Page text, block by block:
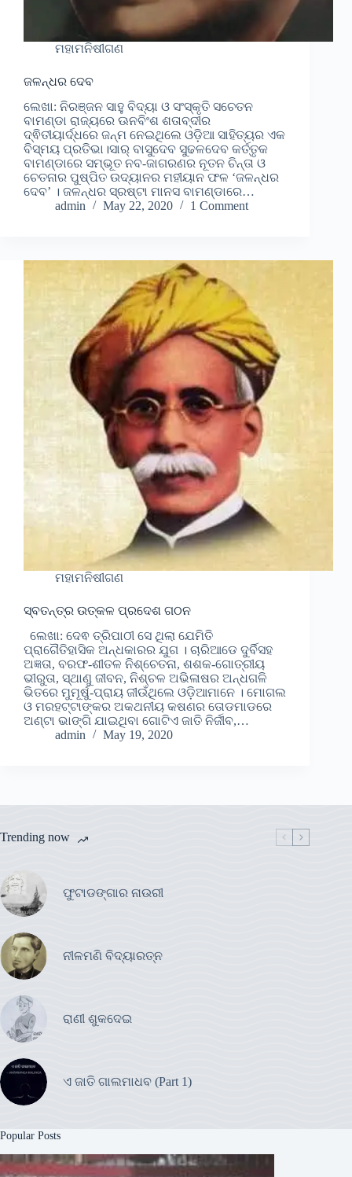
ମହାମନିଷୀଗଣ
ଜଳନ୍ଧର ଦେବ
ଲେଖା: ନିରଞ୍ଜନ ସାହୁ ବିଦ୍ୟା ଓ ସଂସ୍କୃତି ସଚେତନ
ବାମଣ୍ଡା ରାଜ୍ୟରେ ଊନବିଂଶ ଶତାବ୍ଦୀର
ଦ୍ଵିତୀୟାର୍ଦ୍ଧରେ ଜନ୍ମ ନେଇଥିଲେ ଓଡ଼ିଆ ସାହିତ୍ୟର ଏକ
ବିସ୍ମୟ ପ୍ରତିଭା।ସାର୍ ବାସୁଦେବ ସୁଢଳଦେବ କର୍ତ୍ତୃକ
ବାମଣ୍ଡାରେ ସମ୍ଭୂତ ନବ-ଜାଗରଣର ନୂତନ ଚିନ୍ତା ଓ
ଚେତନାର ପୁଷ୍ପିତ ଉଦ୍ୟାନର ମହୀୟାନ ଫଳ ‘ଜଳନ୍ଧର
ଦେବ’ । ଜଳନ୍ଧର ସ୍ରଷ୍ଟା ମାନସ ବାମଣ୍ଡାରେ…
admin
May 22, 2020 1 Comment
ମହାମନିଷୀଗଣ
ସ୍ବତନ୍ତ୍ର ଉତ୍କଳ ପ୍ରଦେଶ ଗଠନ
ଲେଖା: ଦେଵ ତ୍ରିପାଠୀ ସେ ଥିଲା ଯେମିତି
ପ୍ରାଗୈତିହାସିକ ଅନ୍ଧକାରର ଯୁଗ । ଚାରିଆଡେ ଦୁର୍ବିସହ
ଅଜ୍ଞତା, ବରଫ-ଶୀତଳ ନିଶ୍ଚେତନା, ଶଶକ-ଗୋତ୍ରୀୟ
ଭୀରୁତା, ସ୍ଥାଣୁ ଜୀବନ, ନିଶ୍ଚଳ ଅଭିଳାଷର ଅନ୍ଧଗଳି
ଭିତରେ ମୁମୂର୍ଷୁ-ପ୍ରାୟ ଜୀଉଁଥିଲେ ଓଡ଼ିଆମାନେ । ମୋଗଲ
ଓ ମରହଟ୍ଟାଙ୍କର ଅକଥନୀୟ କଷଣର ତୋଡମାଡରେ
ଅଣ୍ଟା ଭାଙ୍ଗି ଯାଇଥିବା ଗୋଟିଏ ଜାତି ନିର୍ଜୀବ,…
admin
May 19, 2020
Trending now
ଫୁଟାଡଙ୍ଗାର ନାଉରୀ
ନୀଳମଣି ବିଦ୍ୟାରତ୍ନ
ରାଣୀ ଶୁକଦେଇ
ଏ ଜାତି ଗାଲମାଧବ (Part 1)
Popular Posts